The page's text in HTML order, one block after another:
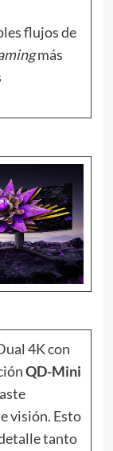
flujos de
más
4K con
QD-Mini
visión. Esto
tanto